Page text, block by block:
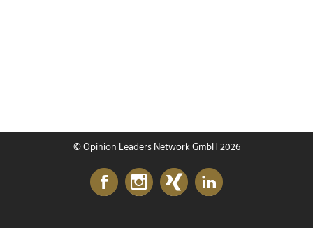
© Opinion Leaders Network GmbH 2026